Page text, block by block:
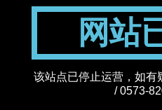
网站
该站点已停止运营，如有
/ 0573-